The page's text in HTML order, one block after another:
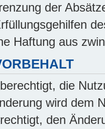
der
Haftung aus
die
wird dem
den